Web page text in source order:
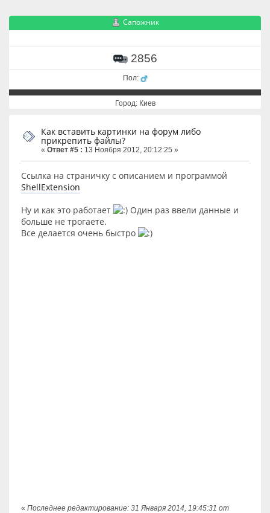
Сапожник
2856
Пол:
Город: Киев
Как вставить картинки на форум либо
прикрепить файлы?
« Ответ #5 : 13 Ноября 2012, 20:12:25 »
Ссылка на страничку с описанием и программой
ShellExtension
Ну и как это работает
Один раз ввели данные и
больше не трогаете.
Все делается очень быстро
« Последнее редактирование: 31 Января 2014, 19:45:31 от